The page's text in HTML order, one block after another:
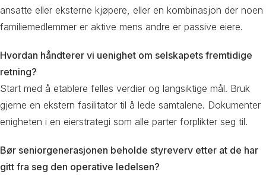
ansatte eller eksterne kjøpere, eller en kombinasjon der noen
familiemedlemmer er aktive mens andre er passive eiere.
Hvordan håndterer vi uenighet om selskapets fremtidige
retning?
Start med å etablere felles verdier og langsiktige mål. Bruk
gjerne en ekstern fasilitator til å lede samtalene. Dokumenter
enigheten i en eierstrategi som alle parter forplikter seg til.
Bør seniorgenerasjonen beholde styreverv etter at de har
gitt fra seg den operative ledelsen?